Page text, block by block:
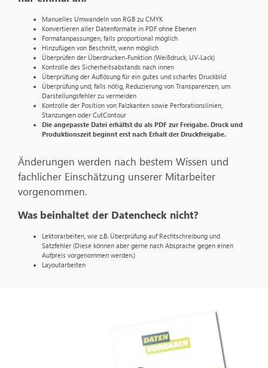
Manuelles Umwandeln von RGB zu CMYK
Konvertieren aller Datenformate in PDF ohne Ebenen
Formatanpassungen, falls proportional möglich
Hinzufügen von Beschnitt, wenn möglich
Überprüfen der Überdrucken-Funktion (Weißdruck, UV-Lack)
Kontrolle des Sicherheitsabstands nach innen
Überprüfung der Auflösung für ein gutes und scharfes Druckbild
Überprüfung und, falls nötig, Reduzierung von Transparenzen, um
Darstellungsfehler zu vermeiden
Kontrolle der Position von Falzkanten sowie Perforationslinien,
Stanzungen oder CutContour
Die angepasste Datei erhältst du als PDF zur Freigabe. Druck und
Produktionszeit beginnt erst nach Erhalt der Druckfreigabe.
Änderungen werden nach bestem Wissen und
fachlicher Einschätzung unserer Mitarbeiter
vorgenommen.
Was beinhaltet der Datencheck nicht?
Lektorarbeiten, wie z.B. Überprüfung auf Rechtschreibung und
Satzfehler (Diese können aber gerne nach Absprache gegen einen
Aufpreis vorgenommen werden.)
Layoutarbeiten